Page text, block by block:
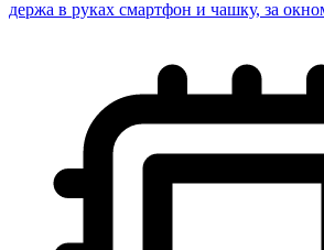
держа в руках смартфон и чашку, за